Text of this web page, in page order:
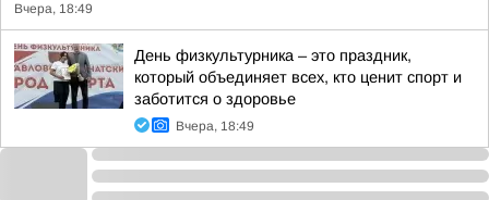
Вчера, 18:49
День физкультурника – это праздник,
который объединяет всех, кто ценит спорт и
заботится о здоровье
Вчера, 18:49